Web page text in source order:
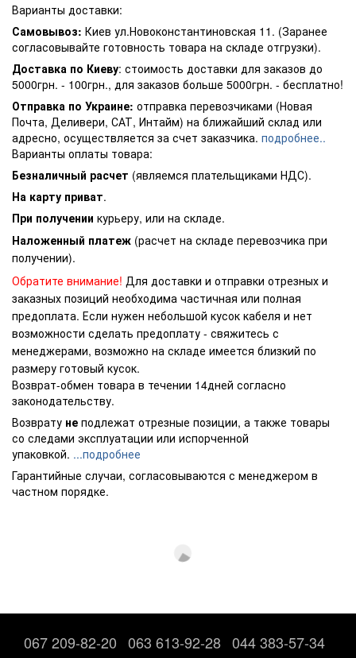
Варианты доставки:
Самовывоз: Киев ул.Новоконстантиновская 11. (Заранее
согласовывайте готовность товара на складе отгрузки).
Доставка по Киеву: стоимость доставки для заказов до
5000грн. - 100грн., для заказов больше 5000грн. - бесплатно!
Отправка по Украине: отправка перевозчиками (Новая
Почта, Деливери, САТ, Интайм) на ближайший склад или
адресно, осуществляется за счет заказчика. подробнее..
Варианты оплаты товара:
Безналичный расчет (являемся плательщиками НДС).
На карту приват.
При получении курьеру, или на складе.
Наложенный платеж (расчет на складе перевозчика при
получении).
Обратите внимание! Для доставки и отправки отрезных и
заказных позиций необходима частичная или полная
предоплата. Если нужен небольшой кусок кабеля и нет
возможности сделать предоплату - свяжитесь с
менеджерами, возможно на складе имеется близкий по
размеру готовый кусок.
Возврат-обмен товара в течении 14дней согласно
законодательству.
Возврату не подлежат отрезные позиции, а также товары
со следами эксплуатации или испорченной
упаковкой. ...подробнее
Гарантийные случаи, согласовываются с менеджером в
частном порядке.
067 209-82-20 063 613-92-28 044 383-57-34